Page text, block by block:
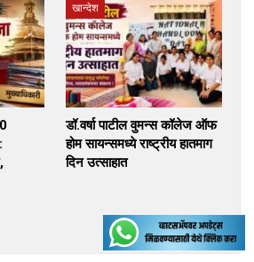
खान्देश
डॉ.वर्षा पाटील वुमन्स कॉलेज ऑफ
होम सायन्समध्ये राष्ट्रीय हातमाग
दिन उत्साहात